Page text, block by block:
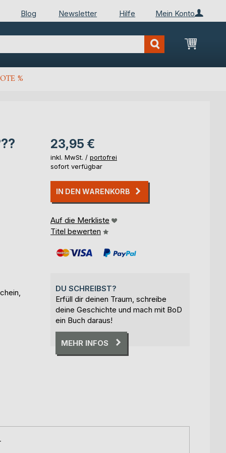
Mein Konto
Blog Newsletter Hilfe
Mein
%
23,95 €
inkl. MwSt. / portofrei
sofort verfügbar
IN DEN WARENKORB
Auf die Merkliste
Titel bewerten
DU SCHREIBST?
Erfüll dir deinen Traum, schreibe
deine Geschichte und mach mit BoD
ein Buch daraus!
MEHR INFOS